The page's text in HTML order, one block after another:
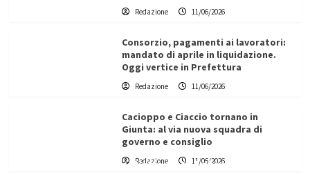
Redazione 11/06/2026
Consorzio, pagamenti ai lavoratori:
mandato di aprile in liquidazione.
Oggi vertice in Prefettura
Redazione 11/06/2026
Cacioppo e Ciaccio tornano in
Giunta: al via nuova squadra di
governo e consiglio
Redazione 11/06/2026
Vino in Italia: il giro d’affari contribuisce